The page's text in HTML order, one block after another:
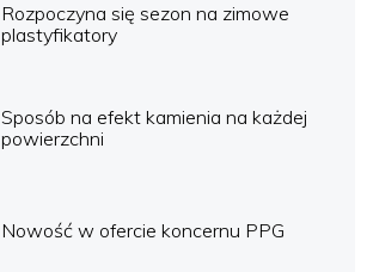
Rozpoczyna się sezon na zimowe
plastyfikatory
Sposób na efekt kamienia na każdej
powierzchni
Nowość w ofercie koncernu PPG